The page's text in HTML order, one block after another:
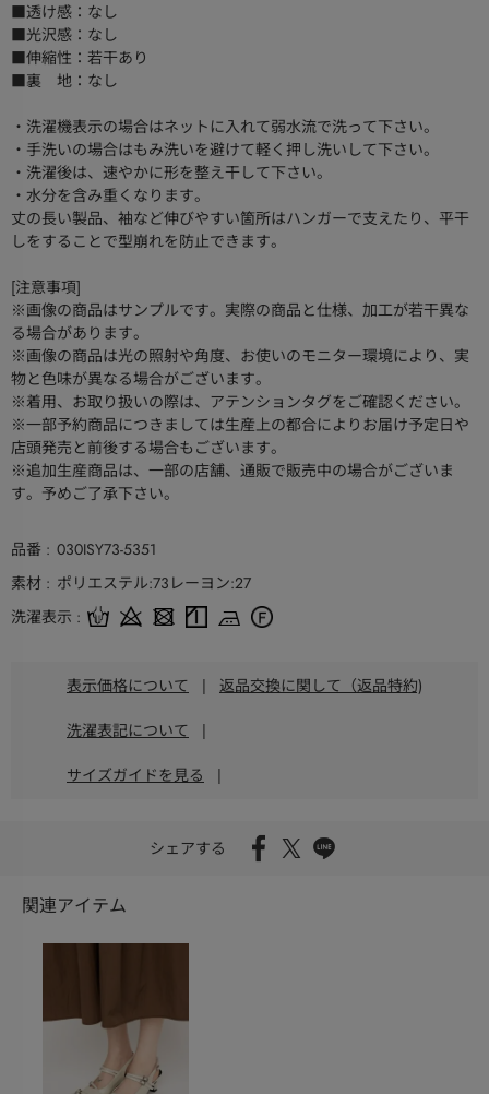
■透け感：なし
■光沢感：なし
■伸縮性：若干あり
■裏 地：なし
・洗濯機表示の場合はネットに入れて弱水流で洗って下さい。
・手洗いの場合はもみ洗いを避けて軽く押し洗いして下さい。
・洗濯後は、速やかに形を整え干して下さい。
・水分を含み重くなります。
丈の長い製品、袖など伸びやすい箇所はハンガーで支えたり、平干
しをすることで型崩れを防止できます。
[注意事項]
※画像の商品はサンプルです。実際の商品と仕様、加工が若干異な
る場合があります。
※画像の商品は光の照射や角度、お使いのモニター環境により、実
物と色味が異なる場合がございます。
※着用、お取り扱いの際は、アテンションタグをご確認ください。
※一部予約商品につきましては生産上の都合によりお届け予定日や
店頭発売と前後する場合もございます。
※追加生産商品は、一部の店舗、通販で販売中の場合がございま
す。予めご了承下さい。
品番
030ISY73-5351
素材
ポリエステル:73レーヨン:27
洗濯表示
表示価格について | 返品交換に関して（返品特約)
洗濯表記について |
サイズガイドを見る |
シェアする
関連アイテム